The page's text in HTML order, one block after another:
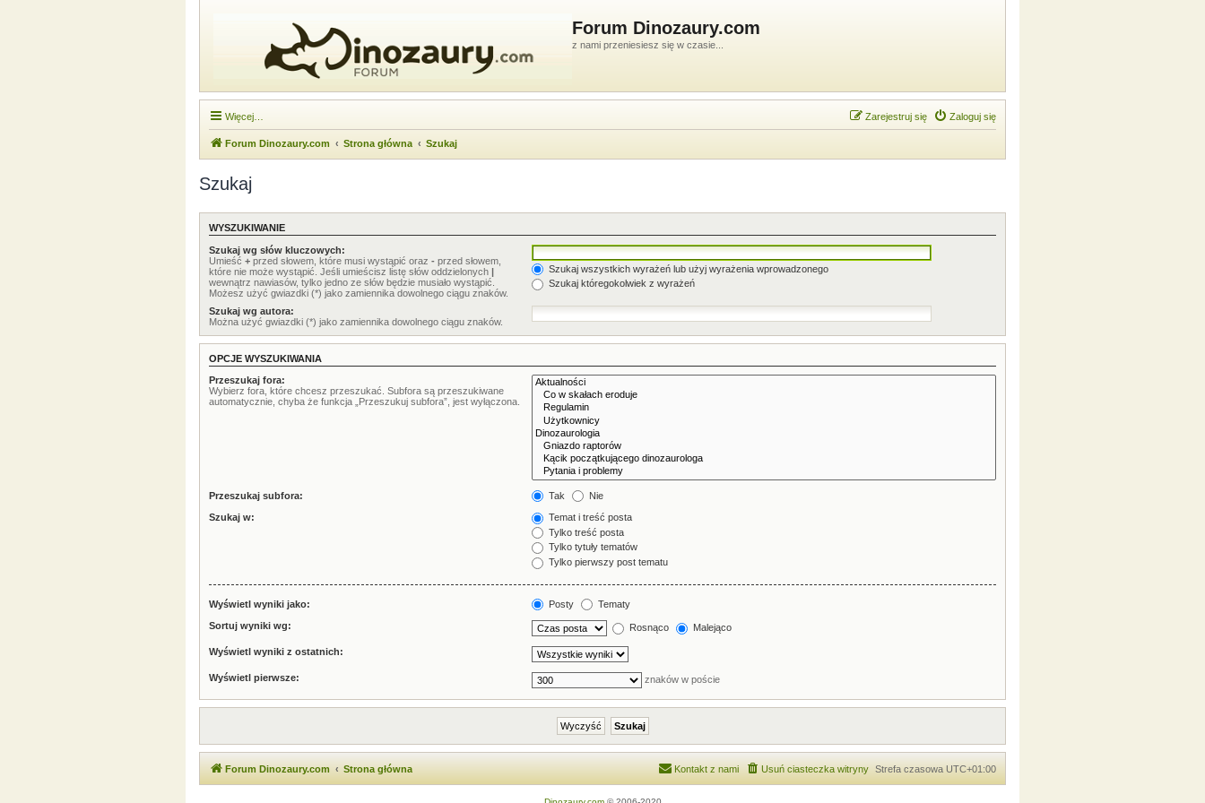
Forum Dinozaury.com
z nami przeniesiesz się w czasie...
Więcej… Zaloguj się
Zarejestruj się
Forum Dinozaury.com Strona główna Szukaj
Szukaj
WYSZUKIWANIE
Szukaj wg słów kluczowych:
Umieść + przed słowem, które musi wystąpić oraz - przed słowem,
które nie może wystąpić. Jeśli umieścisz listę słów oddzielonych |
wewnątrz nawiasów, tylko jedno ze słów będzie musiało wystąpić.
Możesz użyć gwiazdki (*) jako zamiennika dowolnego ciągu znaków.
Szukaj wszystkich wyrażeń lub użyj wyrażenia wprowadzonego
Szukaj któregokolwiek z wyrażeń
Szukaj wg autora:
Można użyć gwiazdki (*) jako zamiennika dowolnego ciągu znaków.
OPCJE WYSZUKIWANIA
Przeszukaj fora:
Wybierz fora, które chcesz przeszukać. Subfora są przeszukiwane
automatycznie, chyba że funkcja „Przeszukuj subfora”, jest wyłączona.
Przeszukaj subfora: Tak Nie
Szukaj w:
Temat i treść posta
Tylko treść posta
Tylko tytuły tematów
Tylko pierwszy post tematu
Wyświetl wyniki jako: Posty Tematy
Sortuj wyniki wg: Rosnąco Malejąco
Wyświetl wyniki z ostatnich:
Wyświetl pierwsze: znaków w poście
Forum Dinozaury.com Strona główna Strefa czasowa UTC+01:00
Usuń ciasteczka witryny
Kontakt z nami